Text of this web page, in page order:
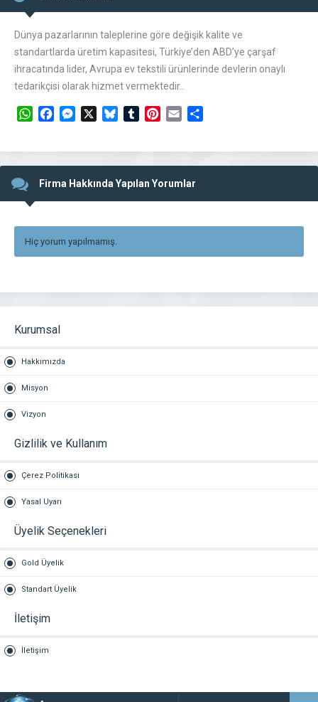
Dünya pazarlarının taleplerine göre değişik kalite ve
standartlarda üretim kapasitesi, Türkiye’den ABD’ye çarşaf
ihracatında lider, Avrupa ev tekstili ürünlerinde devlerin onaylı
tedarikçisi olarak hizmet vermektedir..
WhatsAppFacebookMessengerBlueskyTumblrPinterest
Email
Firma Hakkında Yapılan Yorumlar
Hiç yorum yapılmamış.
Kurumsal
Hakkımızda
Misyon
Vizyon
Gizlilik ve Kullanım
Çerez Politikası
Yasal Uyarı
Üyelik Seçenekleri
Gold Üyelik
Standart Üyelik
İletişim
İletişim